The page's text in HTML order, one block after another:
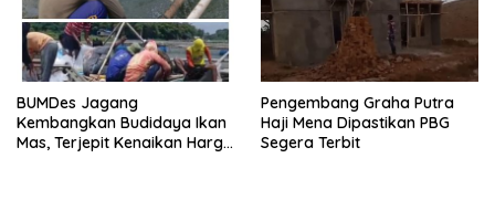
BUMDes Jagang
Kembangkan Budidaya Ikan
Mas, Terjepit Kenaikan Harga
Pengembang Graha Putra
Haji Mena Dipastikan PBG
Segera Terbit